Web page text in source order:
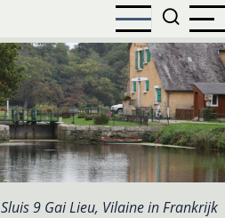
Sluis 9 Gai Lieu, Vilaine in Frankrijk